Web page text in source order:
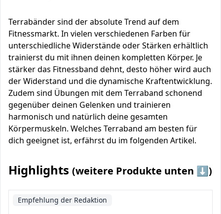
Terrabänder sind der absolute Trend auf dem
Fitnessmarkt. In vielen verschiedenen Farben für
unterschiedliche Widerstände oder Stärken erhältlich
trainierst du mit ihnen deinen kompletten Körper. Je
stärker das Fitnessband dehnt, desto höher wird auch
der Widerstand und die dynamische Kraftentwicklung.
Zudem sind Übungen mit dem Terraband schonend
gegenüber deinen Gelenken und trainieren
harmonisch und natürlich deine gesamten
Körpermuskeln. Welches Terraband am besten für
dich geeignet ist, erfährst du im folgenden Artikel.
Highlights (weitere Produkte unten ⬇️)
Empfehlung der Redaktion